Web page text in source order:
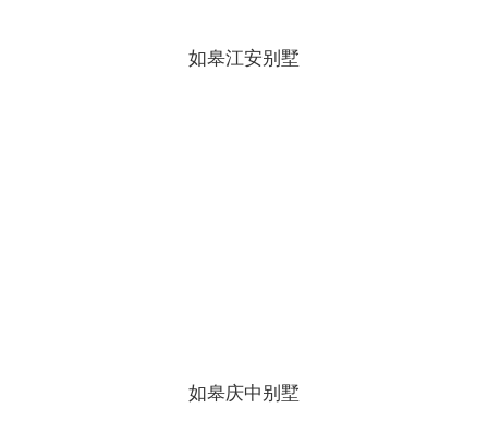
如皋江安别墅
如皋庆中别墅